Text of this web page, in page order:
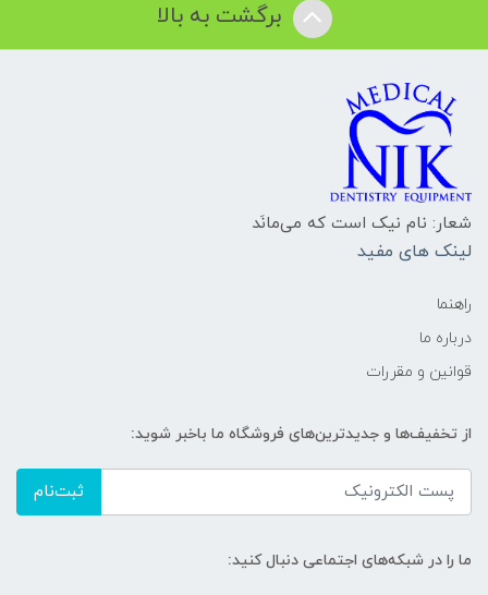
برگشت به بالا
شعار: نام نیک است که می‌مانَد
لینک های مفید
راهنما
درباره ما
قوانین و مقررات
از تخفیف‌ها و جدیدترین‌های فروشگاه ما باخبر شوید:
ثبت‌نام
ما را در شبکه‌های اجتماعی دنبال کنید: